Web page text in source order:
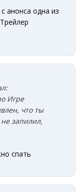
анонса одна из
Игре
что ты
запилил,
спать